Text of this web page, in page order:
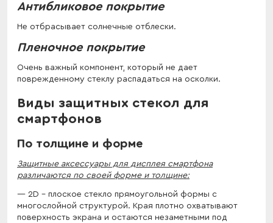
Антибликовое покрытие
Не отбрасывает солнечные отблески.
Пленочное покрытие
Очень важный компонент, который не дает
поврежденному стеклу распадаться на осколки.
Виды защитных стекол для
смартфонов
По толщине и форме
Защитные аксессуары для дисплея смартфона
различаются по своей форме и толщине:
2D – плоское стекло прямоугольной формы с
многослойной структурой. Края плотно охватывают
поверхность экрана и остаются незаметными под